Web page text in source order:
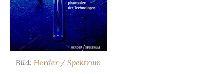
Bild: Herder / Spektrum